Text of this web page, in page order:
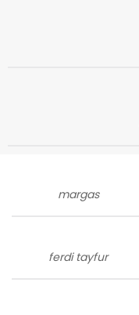
margas
ferdi tayfur